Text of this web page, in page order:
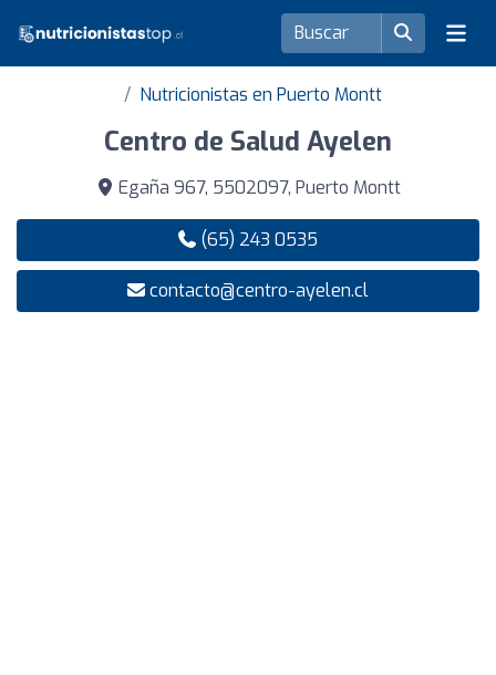
Nutricionistas en Puerto Montt
Centro de Salud Ayelen
Egaña 967, 5502097, Puerto Montt
(65) 243 0535
contacto@centro-ayelen.cl